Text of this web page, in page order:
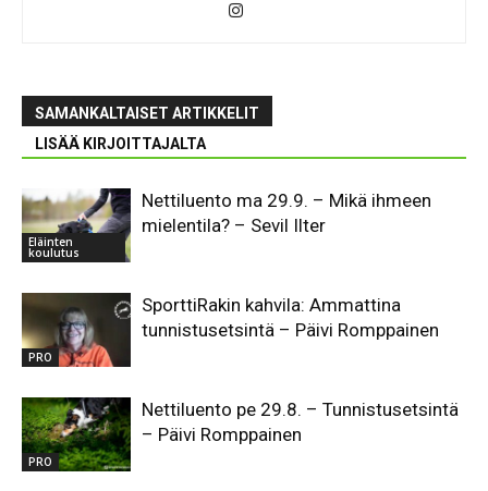
SAMANKALTAISET ARTIKKELIT
LISÄÄ KIRJOITTAJALTA
Eläinten
koulutus
Nettiluento ma 29.9. – Mikä ihmeen
mielentila? – Sevil Ilter
PRO
SporttiRakin kahvila: Ammattina
tunnistusetsintä – Päivi Romppainen
PRO
Nettiluento pe 29.8. – Tunnistusetsintä
– Päivi Romppainen